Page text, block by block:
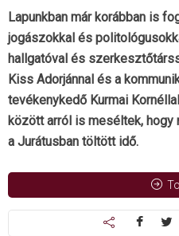
Lapunkban már korábban is
jogászokkal és
hallgatóval és
Kiss Adorjánnal és a
tevékenykedő Kurmai
között arról is meséltek,
a Jurátusban töltött idő.